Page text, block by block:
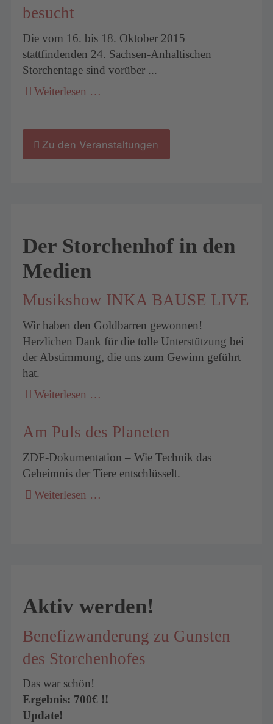
besucht
Die vom 16. bis 18. Oktober 2015
stattfindenden 24. Sachsen-Anhaltischen
Storchentage sind vorüber ...
Weiterlesen …
Zu den Veranstaltungen
Der Storchenhof in den
Medien
Musikshow INKA BAUSE LIVE
Wir haben den Goldbarren gewonnen!
Herzlichen Dank für die tolle Unterstützung bei
der Abstimmung, die uns zum Gewinn geführt
hat.
Weiterlesen …
Am Puls des Planeten
ZDF-Dokumentation – Wie Technik das
Geheimnis der Tiere entschlüsselt.
Weiterlesen …
Aktiv werden!
Benefizwanderung zu Gunsten
des Storchenhofes
Das war schön!
Ergebnis: 700€ !!
Update!